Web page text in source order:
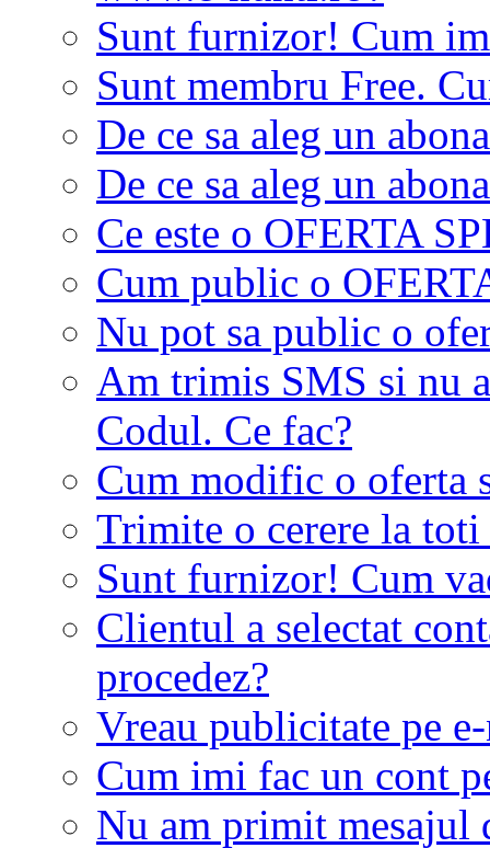
Sunt furnizor! Cum
Sunt membru Free.
De ce sa aleg un
De ce sa aleg un
Ce este o OFERTA
Cum public o
Nu pot sa public o
Am trimis SMS si nu
Codul. Ce fac?
Cum modific o oferta
Trimite o cerere la
Sunt furnizor! Cum
Clientul a selectat
procedez?
Vreau publicitate pe
Cum imi fac un cont
Nu am primit mesajul